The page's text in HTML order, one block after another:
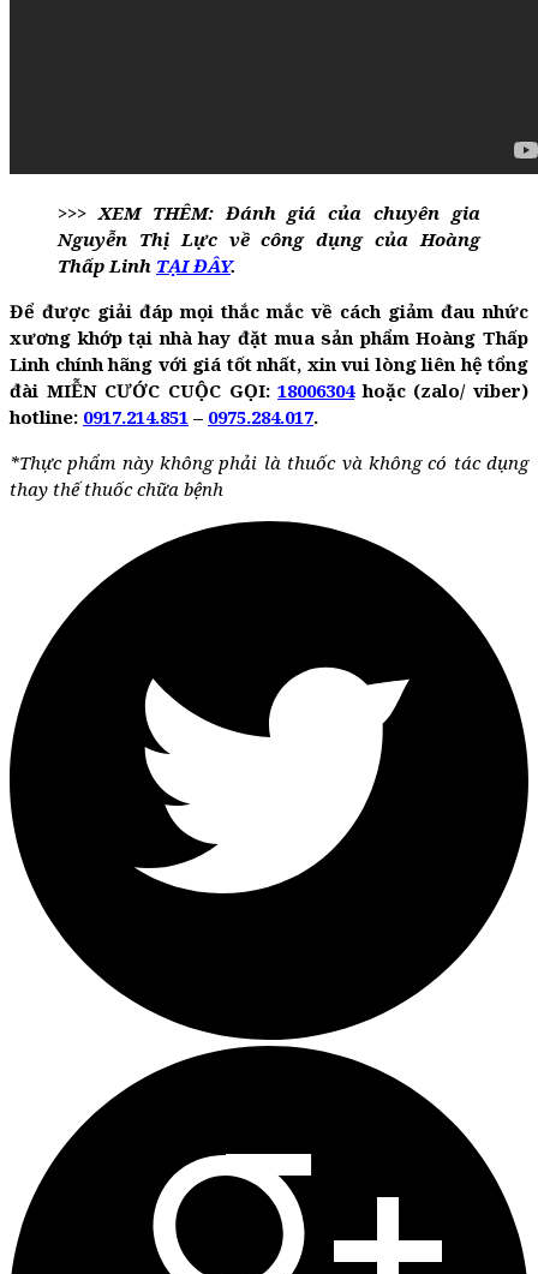
>>> XEM THÊM: Đánh giá của chuyên gia
Nguyễn Thị Lực về công dụng của Hoàng
Thấp Linh TẠI ĐÂY.
Để được giải đáp mọi thắc mắc về cách giảm đau nhức
xương khớp tại nhà hay đặt mua sản phẩm Hoàng Thấp
Linh chính hãng với giá tốt nhất, xin vui lòng liên hệ tổng
đài MIỄN CƯỚC CUỘC GỌI:18006304hoặc (zalo/ viber)
hotline: 0917.214.851 – 0975.284.017.
*Thực phẩm này không phải là thuốc và không có tác dụng
thay thế thuốc chữa bệnh